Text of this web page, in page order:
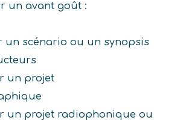
un avant goût :
un scénario ou un synopsis
un projet
un projet radiophonique ou